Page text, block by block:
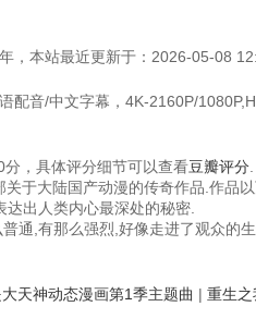
，本站最近更新于：2026-05-08
配音/中文字幕，4K-2160P/
，具体评分细节可以查看豆瓣评分
于大陆国产动漫的传奇作品.作品
出人类内心最深处的秘密.
通,有那么强烈,好像走进了观众的
天神动态漫画第1季主题曲 | 重生之